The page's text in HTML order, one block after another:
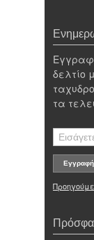
δελτίο
τα